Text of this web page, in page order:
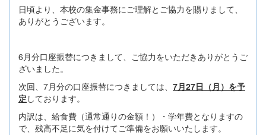
日頃より、本校の集金事務にご理解とご協力を賜りまして、
ありがとうございます。
6月分口座振替につきまして、ご協力をいただきありがとうご
ざいました。
次回、7月分の口座振替につきましては、 7月27日（月）を予
定 しております。
内訳は、給食費（通常通りの金額！）・学年費となりますの
で、残高不足に気を付けてご準備をお願いいたします。